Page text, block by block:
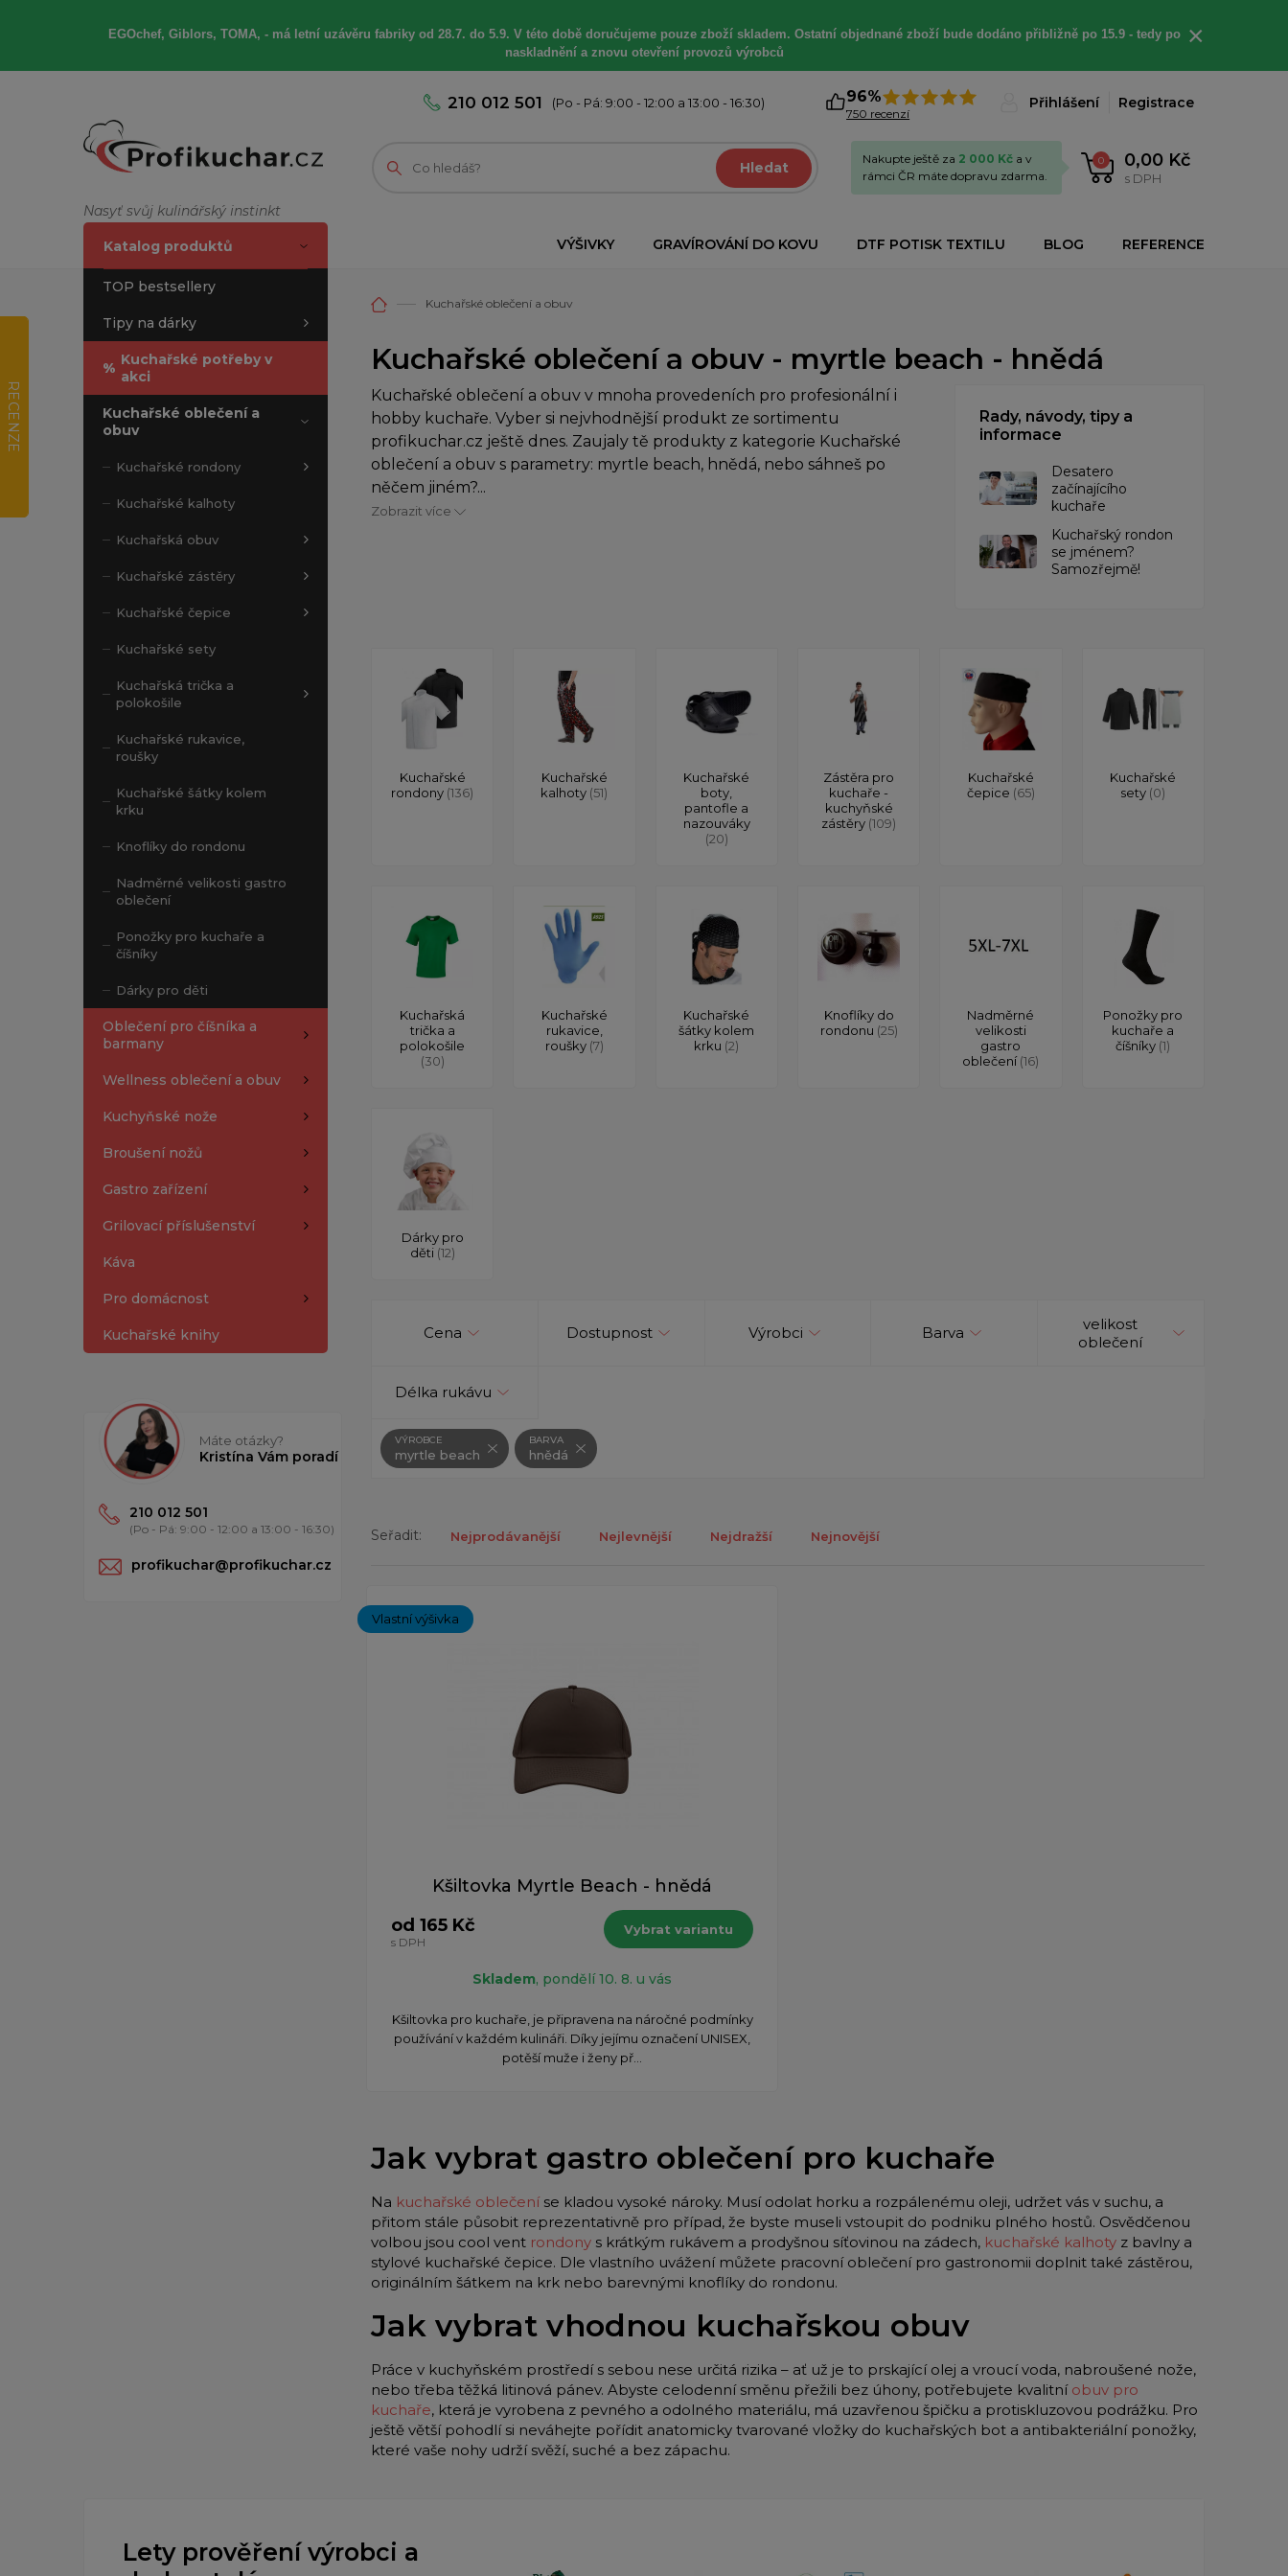
EGOchef, Giblors, TOMA, -má letní uzávěru fabriky od 28.7. do 5.9. V této době doručujeme pouze zboží skladem. Ostatní objednané zboží bude dodáno přibližně po 15.9 - tedy po
naskladnění a znovu otevření provozů výrobců
×
Nasyť svůj kulinářský instinkt
210 012 501 (Po - Pá: 9:00 - 12:00 a 13:00 - 16:30) 96%
750 recenzí
Přihlášení Registrace
Hledat 0 0,00 Kč
s DPH
Nakupte ještě za 2 000 Kč a v
rámci ČR máte dopravu zdarma.
VÝŠIVKY GRAVÍROVÁNÍ DO KOVU DTF POTISK TEXTILU BLOG REFERENCE
Katalog produktů
TOP bestsellery
Tipy na dárky
% Kuchařské potřeby v
akci
Kuchařské oblečení a
obuv
Kuchařské rondony
Kuchařské kalhoty
Kuchařská obuv
Kuchařské zástěry
Kuchařské čepice
Kuchařské sety
Kuchařská trička a
polokošile
Kuchařské rukavice,
roušky
Kuchařské šátky kolem
krku
Knoflíky do rondonu
Nadměrné velikosti gastro
oblečení
Ponožky pro kuchaře a
číšníky
Dárky pro děti
Oblečení pro číšníka a
barmany
Wellness oblečení a obuv
Kuchyňské nože
Broušení nožů
Gastro zařízení
Grilovací příslušenství
Káva
Pro domácnost
Kuchařské knihy
Máte otázky?
Kristína Vám poradí
210 012 501
(Po - Pá: 9:00 - 12:00 a 13:00 - 16:30)
profikuchar@profikuchar.cz
Kuchařské oblečení a obuv
Kuchařské oblečení a obuv - myrtle beach - hnědá
Kuchařské oblečení a obuv v mnoha provedeních pro profesionální i
hobby kuchaře. Vyber si nejvhodnější produkt ze sortimentu
profikuchar.cz ještě dnes. Zaujaly tě produkty z kategorie Kuchařské
oblečení a obuv s parametry: myrtle beach, hnědá, nebo sáhneš po
něčem jiném?...
Zobrazit více
Rady, návody, tipy a
informace
Desatero
začínajícího
kuchaře
Kuchařský rondon
se jménem?
Samozřejmě!
Kuchařské
rondony (136)
Kuchařské
kalhoty (51)
Kuchařské
boty,
pantofle a
nazouváky
(20)
Zástěra pro
kuchaře -
kuchyňské
zástěry (109)
Kuchařské
čepice (65)
Kuchařské
sety (0)
Kuchařská
trička a
polokošile
(30)
Kuchařské
rukavice,
roušky (7)
Kuchařské
šátky kolem
krku (2)
Knoflíky do
rondonu (25)
Nadměrné
velikosti
gastro
oblečení(16)
Ponožky pro
kuchaře a
číšníky (1)
Dárky pro
děti (12)
Cena Dostupnost Výrobci Barva
velikost
oblečení
Délka rukávu
VÝROBCE
myrtle beach
BARVA
hnědá
Seřadit: Nejprodávanější Nejlevnější Nejdražší Nejnovější
Vlastní výšivka
Kšiltovka Myrtle Beach - hnědá
od 165 Kč
s DPH
Vybrat variantu
Skladem, pondělí 10. 8. u vás
Kšiltovka pro kuchaře, je připravena na náročné podmínky
používání v každém kulináři. Díky jejímu označení UNISEX,
potěší muže i ženy př...
Jak vybrat gastro oblečení pro kuchaře
Na kuchařské oblečeníse kladou vysoké nároky. Musí odolat horku a rozpálenému oleji, udržet vás v suchu, a
přitom stále působit reprezentativně pro případ, že byste museli vstoupit do podniku plného hostů. Osvědčenou
volbou jsou cool vent rondony s krátkým rukávem a prodyšnou síťovinou na zádech, kuchařské kalhoty z bavlny a
stylové kuchařské čepice. Dle vlastního uvážení můžete pracovní oblečení pro gastronomii doplnit také zástěrou,
originálním šátkem na krk nebo barevnými knoflíky do rondonu.
Jak vybrat vhodnou kuchařskou obuv
Práce v kuchyňském prostředí s sebou nese určitá rizika – ať už je to prskající olej a vroucí voda, nabroušené nože,
nebo třeba těžká litinová pánev. Abyste celodenní směnu přežili bez úhony, potřebujete kvalitní obuv pro
kuchaře, která je vyrobena z pevného a odolného materiálu, má uzavřenou špičku a protiskluzovou podrážku. Pro
ještě větší pohodlí si neváhejte pořídit anatomicky tvarované vložky do kuchařských bot a antibakteriální ponožky,
které vaše nohy udrží svěží, suché a bez zápachu.
Lety prověření výrobci a
RECENZE